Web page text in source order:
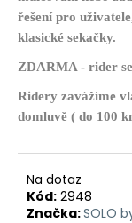
řešení pro
klasické sekačky.
ZDARMA - rider
Ridery zavážíme
domluvě ( do 100
Na dotaz
Kód: 2948
Značka:SOLO
u
j
e
m
e